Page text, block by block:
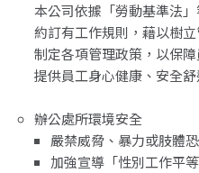
本公司依據「勞動基準法
約訂有工作規則，藉以樹
制定各項管理政策，以保
提供員工身心健康、安全舒
辦公處所環境安全
嚴禁威脅、暴力或肢體
加強宣導「性別工作平